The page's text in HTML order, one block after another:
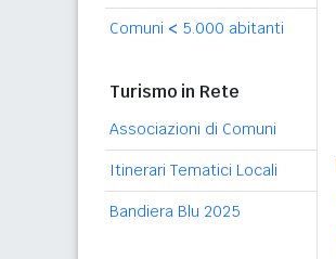
Comuni < 5.000 abitanti
Turismo in Rete
Associazioni di Comuni
Itinerari Tematici Locali
Bandiera Blu 2025